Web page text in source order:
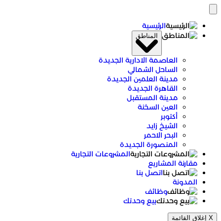
الرئيسية
المناطق
العاصمة الادارية الجديدة
الساحل الشمالي
مدينة العلمين الجديدة
القاهرة الجديدة
مدينة المستقبل
العين السخنة
أكتوبر
الشيخ زايد
البحر الاحمر
المنصورة الجديدة
المشروعات التجارية
مقارنة المشاريع
اتصل بنا
المدونة
وظائف
بيع وحدتك
X إغلاق القائمة